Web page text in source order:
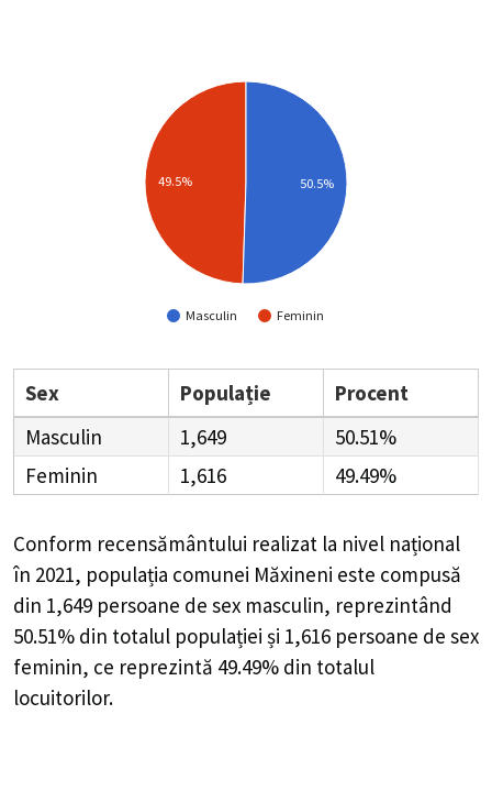
Masculin Feminin
49.5% 50.5%
Sex Populație
Procent
Masculin
1,649
50.51%
Feminin
1,616 49.49%
Conform recensământului realizat la nivel național
în 2021, populația comunei Măxineni este compusă
din 1,649 persoane de sex masculin, reprezintând
50.51% din totalul populației și 1,616 persoane de sex
feminin, ce reprezintă 49.49% din totalul
locuitorilor.